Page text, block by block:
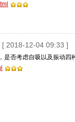
[ 2018-12-04 09:33 ]
是否考虑自吸以及振动四